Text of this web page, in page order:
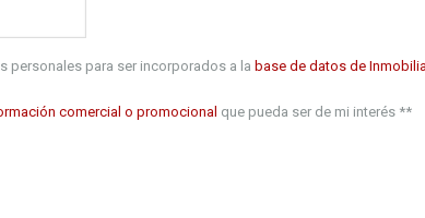
personales para ser incorporados a la base de datos de
comercial o promocional que pueda ser de mi interés **